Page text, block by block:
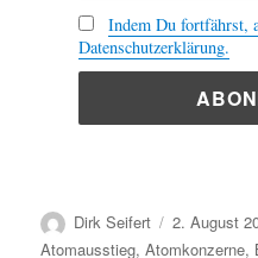
Indem Du fortfährst,
Datenschutzerklärung.
Autor
Dirk Seifert
am
2. August
Atomausstieg,Atomkonzerne,